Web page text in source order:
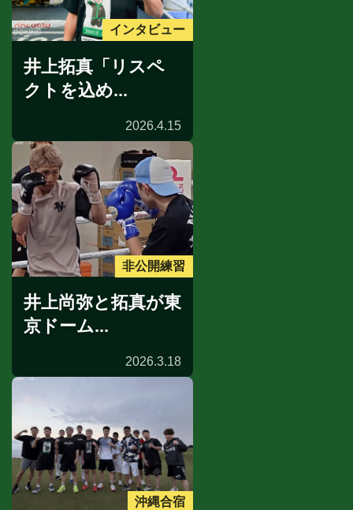
インタビュー
井上拓真「リスペ
クトを込め...
2026.4.15
非公開練習
井上尚弥と拓真が東
京ドーム...
2026.3.18
沖縄合宿